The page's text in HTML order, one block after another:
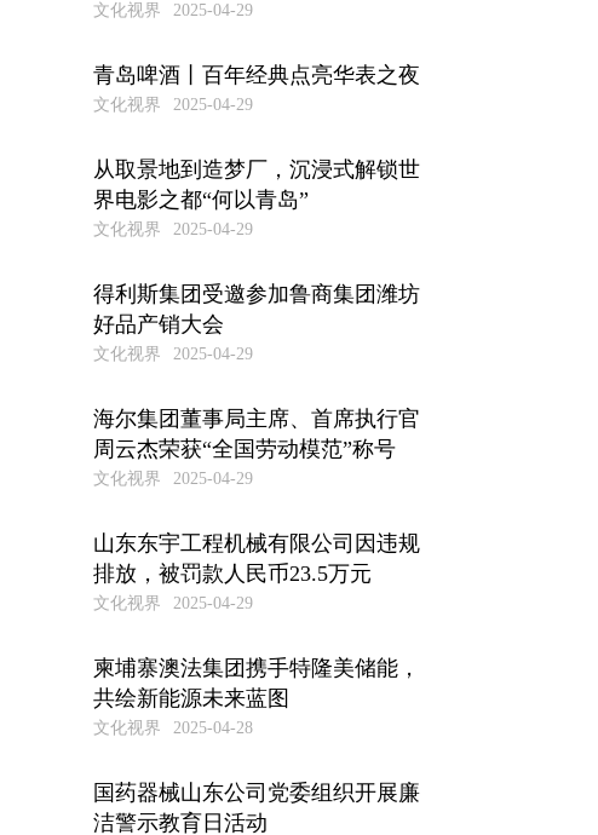
文化视界 2025-04-29
青岛啤酒丨百年经典点亮华表之夜
文化视界 2025-04-29
从取景地到造梦厂，沉浸式解锁世
界电影之都“何以青岛”
文化视界 2025-04-29
得利斯集团受邀参加鲁商集团潍坊
好品产销大会
文化视界 2025-04-29
海尔集团董事局主席、首席执行官
周云杰荣获“全国劳动模范”称号
文化视界 2025-04-29
山东东宇工程机械有限公司因违规
排放，被罚款人民币23.5万元
文化视界 2025-04-29
柬埔寨澳法集团携手特隆美储能，
共绘新能源未来蓝图
文化视界 2025-04-28
国药器械山东公司党委组织开展廉
洁警示教育日活动